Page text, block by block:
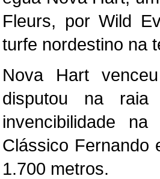
Fleurs, por Wild
turfe nordestino na
Nova Hart
disputou na raia
invencibilidade
Clássico Fernando
1.700 metros.